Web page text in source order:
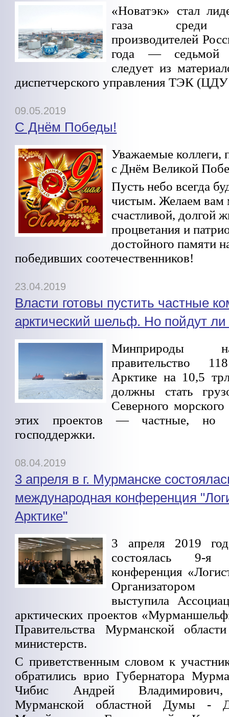
«Новатэк» стал
газа среди
производителей
года — седьмой
следует из
диспетчерского управления ТЭК
09.05.2019
С Днём Победы!
Уважаемые коллеги,
с Днём Великой
Пусть небо всегда
чистым.Желаем вам
счастливой, долгой
процветания и
достойного памяти
победивших соотечественников!
23.04.2019
Власти готовы пустить частные
арктический шельф. Но пойдут ли
Минприроды
правительство
Арктике на 10,5
должны стать
Северного
этих проектов — частные, но
господдержки.
08.04.2019
3 апреля в г. Мурманске
международная конференция
Арктике"
3 апреля 2019
состоялась 9-я
конференция
Организатором
выступила
арктических проектов
Правительства Мурманской
министерств.
С приветственным словом к
обратились врио Губернатора
Чибис Андрей Владимирович,
Мурманской областной Думы -